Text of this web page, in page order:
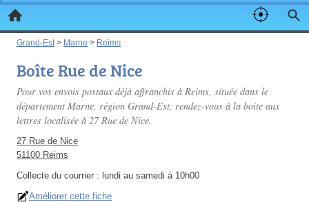
Grand-Est > Marne > Reims
Boîte Rue de Nice
Pour vos envois postaux déjà affranchis à Reims, située dans le
département Marne, région Grand-Est, rendez-vous à la boite aux
lettres localisée à 27 Rue de Nice.
27 Rue de Nice
51100 Reims
Collecte du courrier : lundi au samedi à 10h00
Améliorer cette fiche